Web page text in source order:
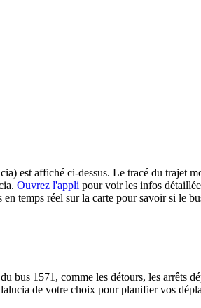
affiché ci-dessus. Le tracé du trajet
Ouvrez l'appli pour voir les infos
temps réel sur la carte pour savoir si le
1571, comme les détours, les arrêts
de votre choix pour planifier vos